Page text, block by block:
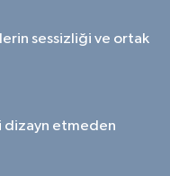
sessizliği ve ortak
dizayn etmeden